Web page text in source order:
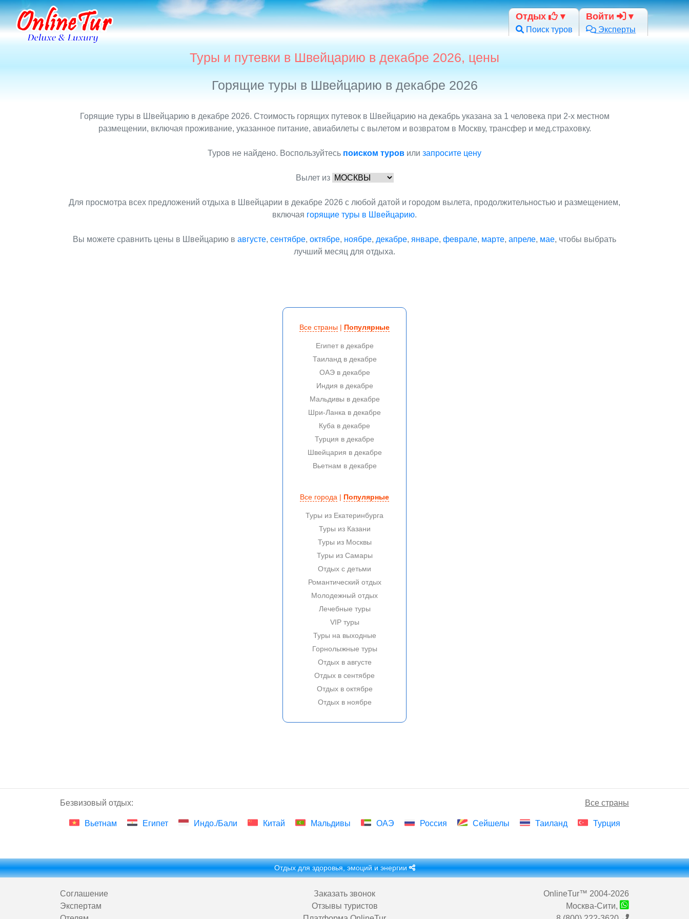
Отдых
Поиск туров
Войти
Эксперты
Туры и путевки в Швейцарию в декабре 2026, цены
Горящие туры в Швейцарию в декабре 2026
Горящие туры в Швейцарию в декабре 2026. Стоимость горящих путевок в Швейцарию на декабрь указана за 1 человека при 2-х местном
размещении, включая проживание, указанное питание, авиабилеты с вылетом и возвратом в Москву, трансфер и мед.страховку.
Туров не найдено. Воспользуйтесь поиском туров или запросите цену
Вылет из
Для просмотра всех предложений отдыха в Швейцарии в декабре 2026 с любой датой и городом вылета, продолжительностью и размещением,
включая горящие туры в Швейцарию.
Вы можете сравнить цены в Швейцарию в августе, сентябре, октябре, ноябре, декабре, январе, феврале, марте, апреле, мае, чтобы выбрать
лучший месяц для отдыха.
Все страны | Популярные
Египет в декабре
Таиланд в декабре
ОАЭ в декабре
Индия в декабре
Мальдивы в декабре
Шри-Ланка в декабре
Куба в декабре
Турция в декабре
Швейцария в декабре
Вьетнам в декабре
Все города | Популярные
Туры из Екатеринбурга
Туры из Казани
Туры из Москвы
Туры из Самары
Отдых с детьми
Романтический отдых
Молодежный отдых
Лечебные туры
VIP туры
Туры на выходные
Горнолыжные туры
Отдых в августе
Отдых в сентябре
Отдых в октябре
Отдых в ноябре
Безвизовый отдых: Все страны
Вьетнам Египет Индо./Бали Китай Мальдивы ОАЭ Россия Сейшелы Таиланд Турция
Отдых для здоровья, эмоций и энергии
Соглашение
Экспертам
Заказать звонок
Отзывы туристов
OnlineTur™ 2004-2026
Москва-Сити,